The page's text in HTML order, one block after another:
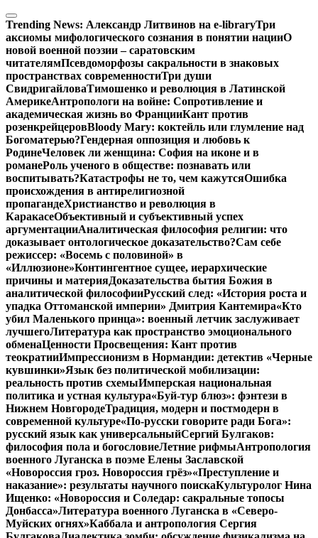
Перейти
к
содержимому
Trending News: Александр Литвинов на e-libraryТри
аксиомы мифологического сознания в понятии нацииО
новой военной поэзии – саратовским
читателямПсевдоморфозы сакральности в знаковых
пространствах современностиТри души
СвидригайловаТимошенко и революция в Латинской
АмерикеАнтропологи на войне: Сопротивление и
академическая жизнь во ФранцииКант против
розенкрейцеровBloody Mary: коктейль или глумление над
Богоматерью?Гендерная оппозиция и любовь к
РодинеЧеловек ли женщина: София на иконе и в
романеРоль ученого в обществе: познавать или
воспитывать?Катастрофы не то, чем кажутсяОшибка
происхождения в антирелигиозной
пропагандеХристианство и революция в
КаракасеОбъективный и субъективный успех
аргументацииАналитическая философия религии: что
доказывает онтологическое доказательство?Сам себе
режиссер: «Восемь с половиной» в
«Иллюзионе»Контингентное сущее, иерархические
причины и материяДоказательства бытия Божия в
аналитической философииРусский след: «История роста и
упадка Оттоманской империи» Дмитрия Кантемира«Кто
убил Маленького принца»: военный летчик заслуживает
лучшегоЛитература как пространство эмоционального
обменаЦенности Просвещения: Кант против
теократииИмпрессионизм в Нормандии: детектив «Черные
кувшинки»Язык без политической мобилизации:
реальность против схемыИмперская национальная
политика и устная культура«Буй-тур блюз»: фэнтези в
Нижнем НовгородеТрадиция, модерн и постмодерн в
современной культуре«По-русски говорите ради Бога»:
русский язык как универсальныйСергий Булгаков:
философия пола и богословиеЛетние рифмыАнтропология
военного Луганска в поэме Елены Заславской
«Новороссия гроз. Новороссия грёз»«Преступление и
наказание»: результаты научного поискаКультуролог Нина
Ищенко: «Новороссия и Соледар: сакральные топосы
Донбасса»Литература военного Луганска в «Северо-
Муйских огнях»Каббала и антропология Сергия